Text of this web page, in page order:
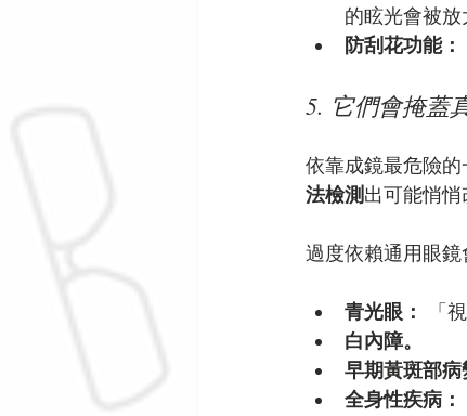
的眩光會被放
防刮花功能：
5. 它們會掩蓋
依靠成鏡最危險
法檢測出可能悄悄
過度依賴通用眼鏡
青光眼：
「
白內障。
早期黃斑部病
全身性疾病：